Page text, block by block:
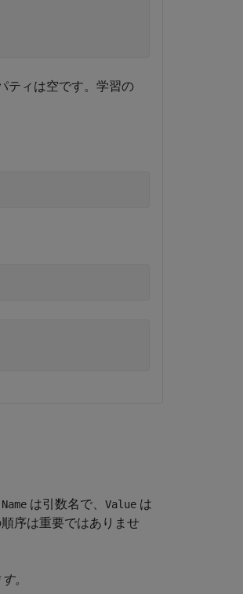
ティは空です。学習の
Name は引数名で、 Value は
序は重要ではありませ
。